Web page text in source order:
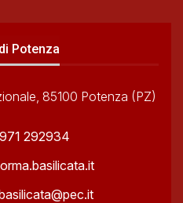
Potenza
85100 Potenza (PZ)
292934